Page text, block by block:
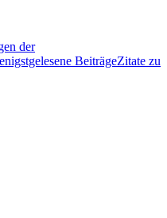
der
BeiträgeZitate zu